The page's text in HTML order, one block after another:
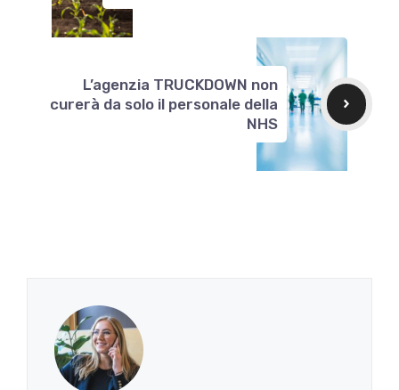
L’agenzia TRUCKDOWN non
curerà da solo il personale della
NHS